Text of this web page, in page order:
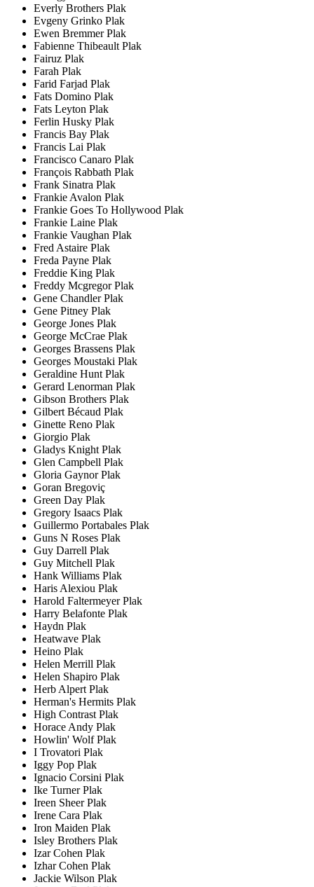
Everly Brothers Plak
Evgeny Grinko Plak
Ewen Bremmer Plak
Fabienne Thibeault Plak
Fairuz Plak
Farah Plak
Farid Farjad Plak
Fats Domino Plak
Fats Leyton Plak
Ferlin Husky Plak
Francis Bay Plak
Francis Lai Plak
Francisco Canaro Plak
François Rabbath Plak
Frank Sinatra Plak
Frankie Avalon Plak
Frankie Goes To Hollywood Plak
Frankie Laine Plak
Frankie Vaughan Plak
Fred Astaire Plak
Freda Payne Plak
Freddie King Plak
Freddy Mcgregor Plak
Gene Chandler Plak
Gene Pitney Plak
George Jones Plak
George McCrae Plak
Georges Brassens Plak
Georges Moustaki Plak
Geraldine Hunt Plak
Gerard Lenorman Plak
Gibson Brothers Plak
Gilbert Bécaud Plak
Ginette Reno Plak
Giorgio Plak
Gladys Knight Plak
Glen Campbell Plak
Gloria Gaynor Plak
Goran Bregoviç
Green Day Plak
Gregory Isaacs Plak
Guillermo Portabales Plak
Guns N Roses Plak
Guy Darrell Plak
Guy Mitchell Plak
Hank Williams Plak
Haris Alexiou Plak
Harold Faltermeyer Plak
Harry Belafonte Plak
Haydn Plak
Heatwave Plak
Heino Plak
Helen Merrill Plak
Helen Shapiro Plak
Herb Alpert Plak
Herman's Hermits Plak
High Contrast Plak
Horace Andy Plak
Howlin' Wolf Plak
I Trovatori Plak
Iggy Pop Plak
Ignacio Corsini Plak
Ike Turner Plak
Ireen Sheer Plak
Irene Cara Plak
Iron Maiden Plak
Isley Brothers Plak
Izar Cohen Plak
Izhar Cohen Plak
Jackie Wilson Plak